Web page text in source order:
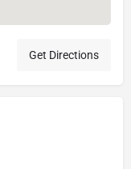
Get Directions